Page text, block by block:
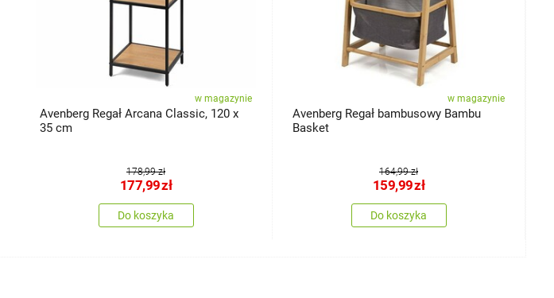
w magazynie
Avenberg Regał Arcana Classic, 120 x
35 cm
178,99 zł
177,99zł
Do koszyka
w magazynie
Avenberg Regał bambusowy Bambu
Basket
164,99 zł
159,99zł
Do koszyka